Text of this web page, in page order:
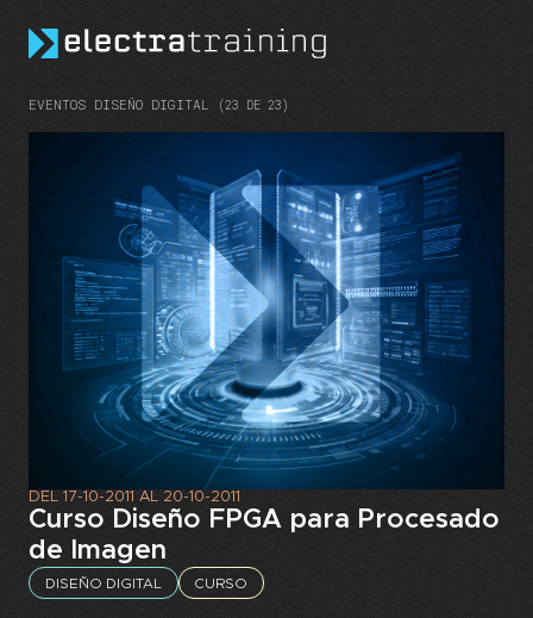
EVENTOS DISEÑO DIGITAL (23 DE 23)
DEL 17-10-2011 AL 20-10-2011
Curso Diseño FPGA para Procesado
de Imagen
DISEÑO DIGITAL CURSO